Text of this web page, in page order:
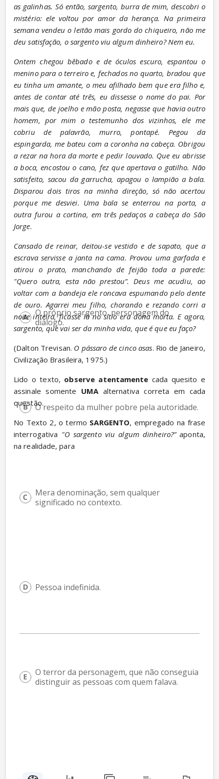
as galinhas. Só então, sargento, burra de mim, descobri o
mistério: ele voltou por amor da herança. Na primeira
semana vendeu o leitão mais gordo do chiqueiro, não me
deu satisfação, o sargento viu algum dinheiro? Nem eu.
Ontem chegou bêbado e de óculos escuro, espantou o
menino para o terreiro e, fechados no quarto, bradou que
eu tinha um amante, o meu afilhado bem que era filho e,
antes de contar até três, eu dissesse o nome do pai. Por
mais que, de joelho e mão posta, negasse que havia outro
homem, por mim o testemunho dos vizinhos, ele me
cobriu de palavrão, murro, pontapé. Pegou da
espingarda, me bateu com a coronha na cabeça. Obrigou
a rezar na hora da morte e pedir louvado. Que eu abrisse
a boca, encostou o cano, fez que apertava o gatilho. Não
satisfeito, sacou da garrucha, apagou o lampião a bala.
Disparou dois tiros na minha direção, só não acertou
porque me desviei. Uma bala se enterrou na porta, a
outra furou a cortina, em três pedaços a cabeça do São
Jorge.
Cansado de reinar, deitou-se vestido e de sapato, que a
escrava servisse a janta na cama. Provou uma garfada e
atirou o prato, manchando de feijão toda a parede:
"Quero outra, esta não prestou”. Deus me acudiu, ao
voltar com a bandeja ele roncava espumando pelo dente
de ouro. Agarrei meu filho, chorando e rezando corri a
noite inteira, ficasse lá no sítio era dona morta. E agora,
sargento, que vai ser da minha vida, que é que eu faço?
(Dalton Trevisan. O pássaro de cinco asas. Rio de Janeiro,
Civilização Brasileira, 1975.)
Lido o texto, observe atentamente cada quesito e
assinale somente UMA alternativa correta em cada
questão.
No Texto 2, o termo SARGENTO, empregado na frase
interrogativa "O sargento viu algum dinheiro?” aponta,
na realidade, para
O próprio sargento, personagem do
diálogo.
O respeito da mulher pobre pela autoridade.
Mera denominação, sem qualquer
significado no contexto.
Pessoa indefinida.
O terror da personagem, que não conseguia
distinguir as pessoas com quem falava.